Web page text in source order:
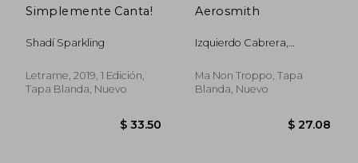
$ 26.74
Simplemente Canta!
Shadí Sparkling
Letrame, 2019, 1 Edición,
Tapa Blanda, Nuevo
Aerosmith
Izquierdo Cabrera,
Ma Non Troppo, Tapa
Blanda, Nuevo